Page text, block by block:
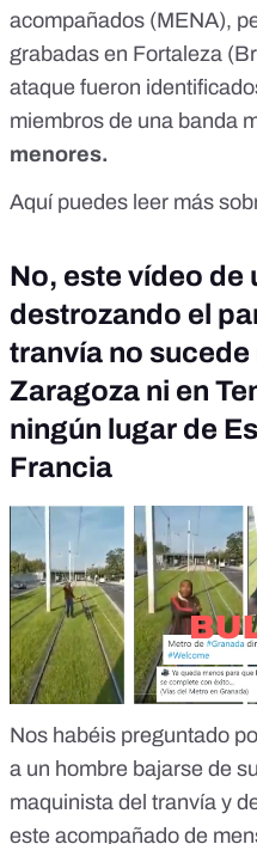
acompañados (MENA),
grabadas en Fortaleza
ataque fueron
miembros de una banda
menores.
Aquí puedes leer más
No, este vídeo de
destrozando el
tranvía no sucede
Zaragoza ni en
ningún lugar de
Francia
Nos habéis preguntado
a un hombre bajarse de
maquinista del tranvía y
este acompañado de